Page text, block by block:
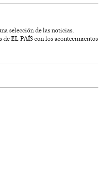
selección de las noticias,
EL PAÍS con los acontecimientos